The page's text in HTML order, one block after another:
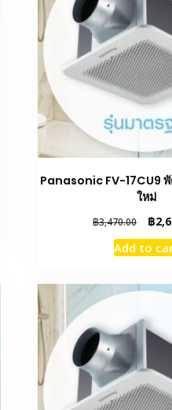
Panasonic FV-17CU9
ใหม่
฿3,470.00
price
was:
฿
Add to